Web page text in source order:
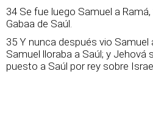
34 Se fue luego Samuel a
Gabaa de Saúl.
35 Y nunca después vio Samuel
Samuel lloraba a Saúl; y Jehová
puesto a Saúl por rey sobre